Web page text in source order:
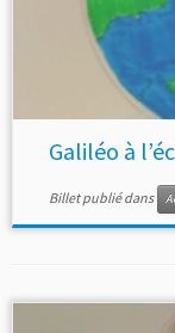
Galiléo à
Billet publié dans